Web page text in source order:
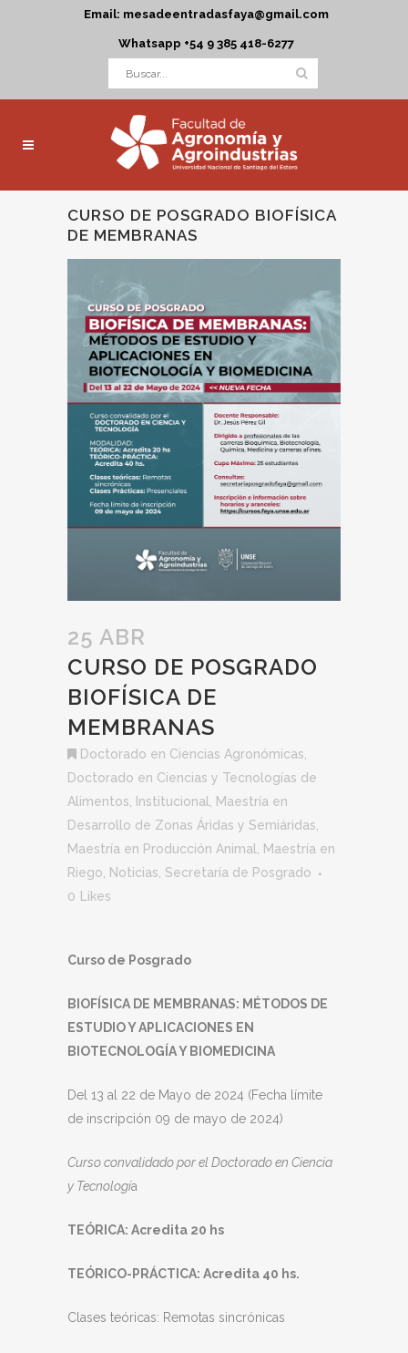
Email: mesadeentradasfaya@gmail.com
Whatsapp +54 9 385 418-6277
CURSO DE POSGRADO BIOFÍSICA
DE MEMBRANAS
25 ABR
CURSO DE POSGRADO
BIOFÍSICA DE
MEMBRANAS
Doctorado en Ciencias Agronómicas
Doctorado en Ciencias y Tecnologías de
Alimentos
Institucional
Maestría en
Desarrollo de Zonas Áridas y Semiáridas
Maestría en Producción Animal
Maestría en
Riego
Noticias Secretaría de Posgrado
0
Likes
Curso de Posgrado
BIOFÍSICA DE MEMBRANAS: MÉTODOS DE
ESTUDIO Y APLICACIONES EN
BIOTECNOLOGÍA Y BIOMEDICINA
Del 13 al 22 de Mayo de 2024 (Fecha límite
de inscripción 09 de mayo de 2024)
Curso convalidado por el Doctorado en Ciencia
y Tecnología
TEÓRICA: Acredita 20 hs
TEÓRICO-PRÁCTICA: Acredita 40 hs.
Clases teóricas: Remotas sincrónicas